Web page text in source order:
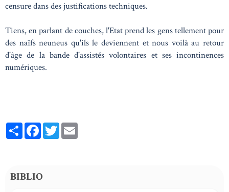
censure dans des justifications techniques.
Tiens, en parlant de couches, l'Etat prend les gens tellement pour
des naïfs neuneus qu'ils le deviennent et nous voilà au retour
d'âge de la bande d'assistés volontaires et ses incontinences
numériques.
PartagerFacebook
Twitter
BIBLIO